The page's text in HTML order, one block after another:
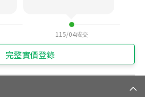
115/04成交
完整實價登錄